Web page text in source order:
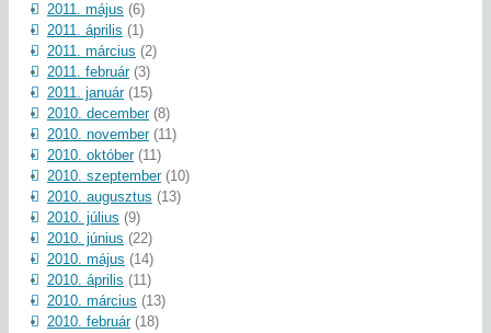
2011. május (6)
2011. április (1)
2011. március (2)
2011. február(3)
2011. január(15)
2010. december(8)
2010. november(11)
2010. október(11)
2010. szeptember(10)
2010. augusztus (13)
2010. július (9)
2010. június (22)
2010. május (14)
2010. április (11)
2010. március (13)
2010. február(18)